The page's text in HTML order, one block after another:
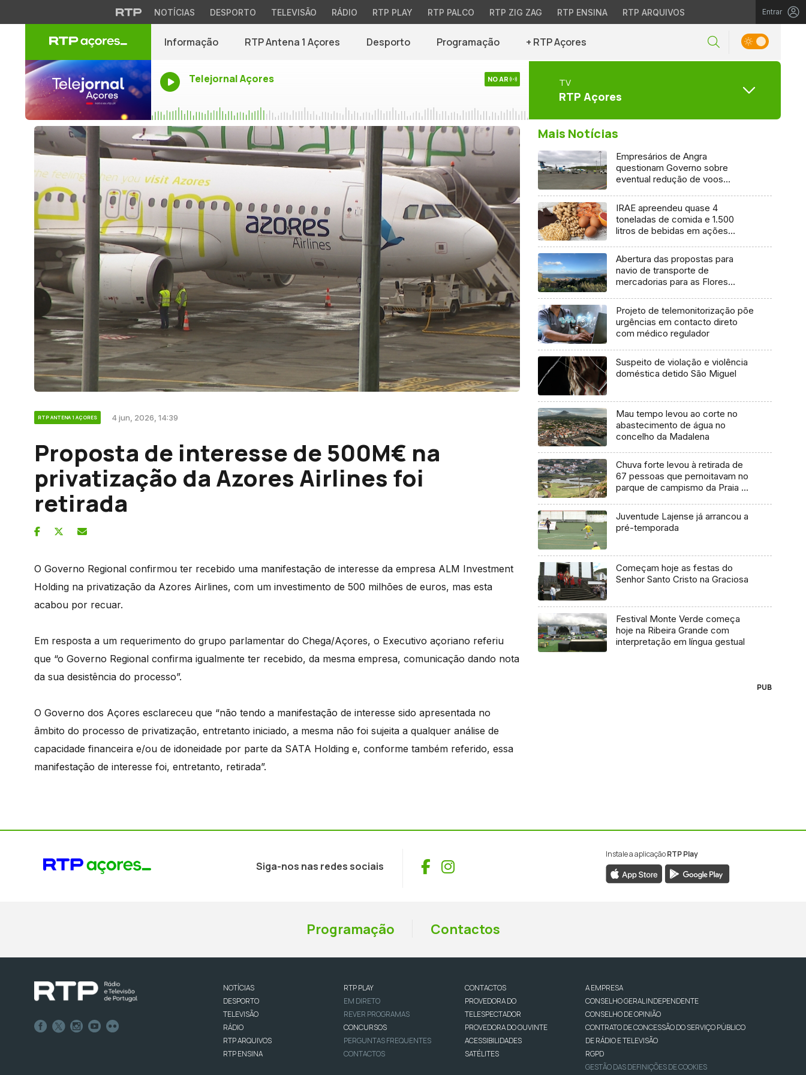
NOTÍCIAS DESPORTO TELEVISÃO RÁDIO RTP PLAY RTP PALCO RTP ZIG ZAG RTP ENSINA RTP ARQUIVOS Entrar
Informação RTP Antena 1 Açores Desporto Programação + RTP Açores
Telejornal Açores NO AR TV
RTP Açores
RTP ANTENA 1 AÇORES 4 jun, 2026, 14:39
Proposta de interesse de 500M€ na
privatização da Azores Airlines foi
retirada
O Governo Regional confirmou ter recebido uma manifestação de interesse da empresa ALM Investment
Holding na privatização da Azores Airlines, com um investimento de 500 milhões de euros, mas esta
acabou por recuar.
Em resposta a um requerimento do grupo parlamentar do Chega/Açores, o Executivo açoriano referiu
que “o Governo Regional confirma igualmente ter recebido, da mesma empresa, comunicação dando nota
da sua desistência do processo”.
O Governo dos Açores esclareceu que “não tendo a manifestação de interesse sido apresentada no
âmbito do processo de privatização, entretanto iniciado, a mesma não foi sujeita a qualquer análise de
capacidade financeira e/ou de idoneidade por parte da SATA Holding e, conforme também referido, essa
manifestação de interesse foi, entretanto, retirada”.
Mais Notícias
Empresários de Angra
questionam Governo sobre
eventual redução de voos
IRAE apreendeu quase 4
toneladas de comida e 1.500
litros de bebidas em ações
Abertura das propostas para
navio de transporte de
mercadorias para as Flores
Projeto de telemonitorização põe
urgências em contacto direto
com médico regulador
Suspeito de violação e violência
doméstica detido São Miguel
Mau tempo levou ao corte no
abastecimento de água no
concelho da Madalena
Chuva forte levou à retirada de
67 pessoas que pernoitavam no
parque de campismo da Praia da
Juventude Lajense já arrancou a
pré-temporada
Começam hoje as festas do
Senhor Santo Cristo na Graciosa
Festival Monte Verde começa
hoje na Ribeira Grande com
interpretação em língua gestual
PUB
Siga-nos nas redes sociais Facebook
Instagram
Instale a aplicaçãoRTP Play
Programação Contactos
NOTÍCIAS
DESPORTO
TELEVISÃO
RÁDIO
RTP ARQUIVOS
RTP ENSINA
RTP PLAY
EM DIRETO
REVER PROGRAMAS
CONCURSOS
PERGUNTAS FREQUENTES
CONTACTOS
CONTACTOS
PROVEDORA DO
TELESPECTADOR
PROVEDORA DO OUVINTE
ACESSIBILIDADES
SATÉLITES
A EMPRESA
CONSELHO GERAL INDEPENDENTE
CONSELHO DE OPINIÃO
CONTRATO DE CONCESSÃO DO SERVIÇO PÚBLICO
DE RÁDIO E TELEVISÃO
RGPD
GESTÃO DAS DEFINIÇÕES DE COOKIES